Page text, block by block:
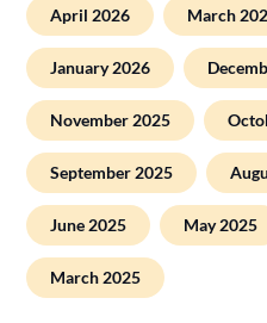
April 2026 March
January 2026
November 2025
September 2025
June 2025 May 2025
March 2025